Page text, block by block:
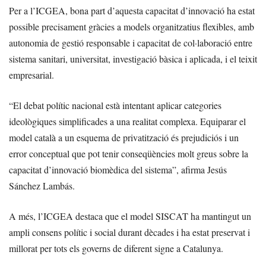
Per a l’ICGEA, bona part d’aquesta capacitat d’innovació ha estat
possible precisament gràcies a models organitzatius flexibles, amb
autonomia de gestió responsable i capacitat de col·laboració entre
sistema sanitari, universitat, investigació bàsica i aplicada, i el teixit
empresarial.
“El debat polític nacional està intentant aplicar categories
ideològiques simplificades a una realitat complexa. Equiparar el
model català a un esquema de privatització és prejudiciós i un
error conceptual que pot tenir conseqüències molt greus sobre la
capacitat d’innovació biomèdica del sistema”, afirma Jesús
Sánchez Lambás.
A més, l’ICGEA destaca que el model SISCAT ha mantingut un
ampli consens polític i social durant dècades i ha estat preservat i
millorat per tots els governs de diferent signe a Catalunya.